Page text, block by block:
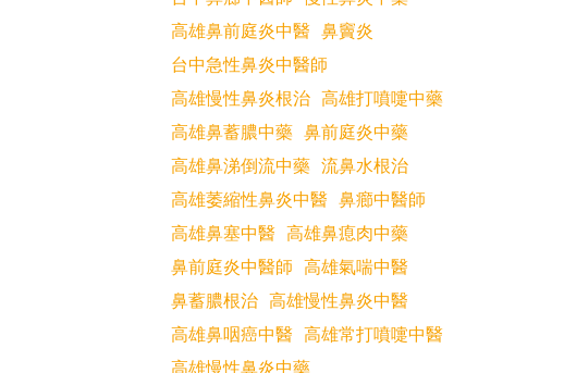
高雄鼻前庭炎中醫 鼻竇炎
台中急性鼻炎中醫師
高雄慢性鼻炎根治 高雄打噴嚏中藥
高雄鼻蓄膿中藥 鼻前庭炎中藥
高雄鼻涕倒流中藥 流鼻水根治
高雄萎縮性鼻炎中醫 鼻癤中醫師
高雄鼻塞中醫 高雄鼻瘜肉中藥
鼻前庭炎中醫師 高雄氣喘中醫
鼻蓄膿根治 高雄慢性鼻炎中醫
高雄鼻咽癌中醫 高雄常打噴嚏中醫
高雄慢性鼻炎中藥